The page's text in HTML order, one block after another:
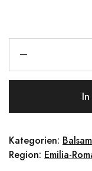
Kategorien:
Region: Emilia-